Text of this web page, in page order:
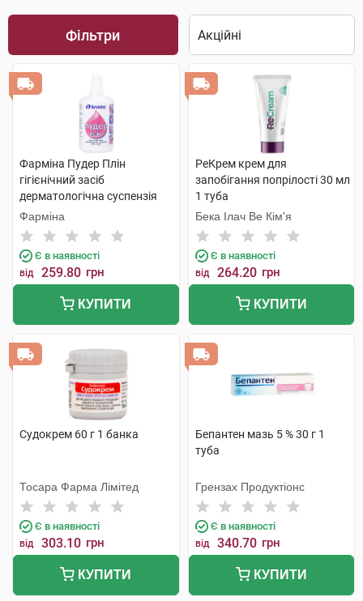
Фільтри
Фарміна Пудер Плін
гігієнічний засіб
дерматологічна суспензія
рідка пудра 100 г 1 флакон
Фарміна
Є в наявності
від 259.80 грн
КУПИТИ
РеКрем крем для
запобігання попрілості 30 мл
1 туба
Бека Ілач Ве Кім'я
Є в наявності
від 264.20 грн
КУПИТИ
Судокрем 60 г 1 банка
Тосара Фарма Лімітед
Є в наявності
від 303.10 грн
КУПИТИ
Бепантен мазь 5 % 30 г 1
туба
Грензах Продуктіонс
Є в наявності
від 340.70 грн
КУПИТИ